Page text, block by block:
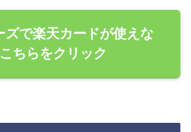
ズで楽天カードが使えな
ちらをクリック